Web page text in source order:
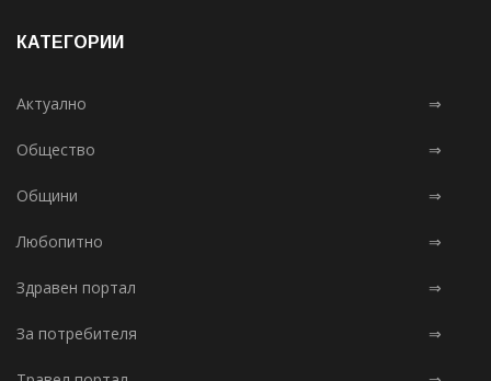
КАТЕГОРИИ
Актуално ⇒
Общество ⇒
Общини ⇒
Любопитно ⇒
Здравен портал ⇒
За потребителя ⇒